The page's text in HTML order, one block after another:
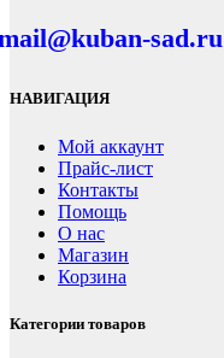
sad.ru
НАВИГАЦИЯ
Мой аккаунт
Прайс-лист
Контакты
Помощь
О нас
Магазин
Корзина
Категории товаров